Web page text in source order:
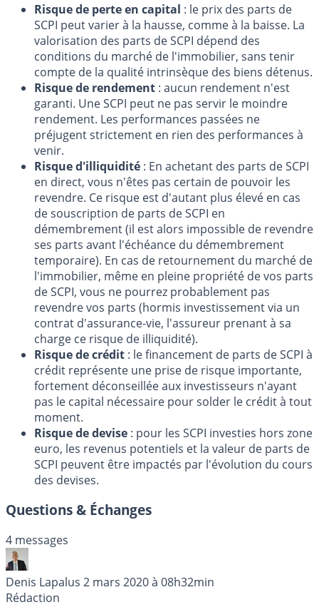
Risque de perte en capital : le prix des parts de
SCPI peut varier à la hausse, comme à la baisse. La
valorisation des parts de SCPI dépend des
conditions du marché de l'immobilier, sans tenir
compte de la qualité intrinsèque des biens détenus.
Risque de rendement : aucun rendement n'est
garanti. Une SCPI peut ne pas servir le moindre
rendement. Les performances passées ne
préjugent strictement en rien des performances à
venir.
Risque d'illiquidité : En achetant des parts de SCPI
en direct, vous n'êtes pas certain de pouvoir les
revendre. Ce risque est d'autant plus élevé en cas
de souscription de parts de SCPI en
démembrement (il est alors impossible de revendre
ses parts avant l'échéance du démembrement
temporaire). En cas de retournement du marché de
l'immobilier, même en pleine propriété de vos parts
de SCPI, vous ne pourrez probablement pas
revendre vos parts (hormis investissement via un
contrat d'assurance-vie, l'assureur prenant à sa
charge ce risque de illiquidité).
Risque de crédit : le financement de parts de SCPI à
crédit représente une prise de risque importante,
fortement déconseillée aux investisseurs n'ayant
pas le capital nécessaire pour solder le crédit à tout
moment.
Risque de devise : pour les SCPI investies hors zone
euro, les revenus potentiels et la valeur de parts de
SCPI peuvent être impactés par l'évolution du cours
des devises.
Questions & Échanges
4 messages
Denis Lapalus 2 mars 2020 à 08h32min
Rédaction